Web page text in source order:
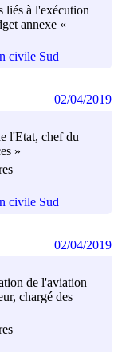
liés à l'exécution
annexe «
civile Sud
l'Etat, chef du
»
civile Sud
02/04/2019
de l'aviation
chargé des
02/04/2019